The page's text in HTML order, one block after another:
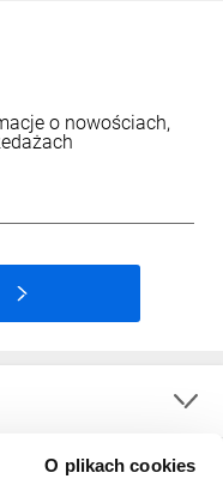
O plikach cookies
o nowościach,